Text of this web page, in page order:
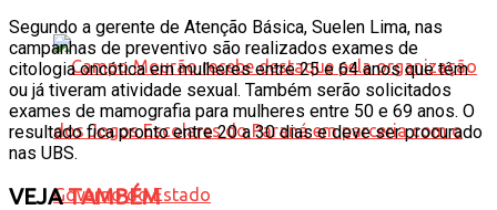
Segundo a gerente de Atenção Básica, Suelen Lima, nas
campanhas de preventivo são realizados exames de
citologia oncótica em mulheres entre 25 e 64 anos que têm
ou já tiveram atividade sexual. Também serão solicitados
exames de mamografia para mulheres entre 50 e 69 anos. O
resultado fica pronto entre 20 a 30 dias e deve ser procurado
nas UBS.
VEJATAMBÉM